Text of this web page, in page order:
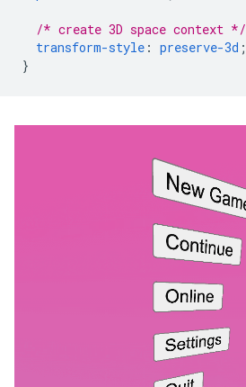
/* create 3D space context */
transform-style : preserve-3d ;
}